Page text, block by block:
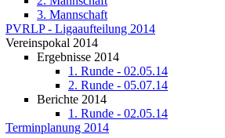
3. Mannschaft
PVRLP - Ligaaufteilung 2014
Vereinspokal 2014
Ergebnisse 2014
1. Runde - 02.05.14
2. Runde - 05.07.14
Berichte 2014
1. Runde - 02.05.14
Terminplanung 2014